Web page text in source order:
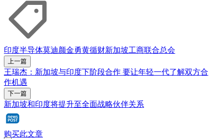
印度半导体莫迪颜金勇黄循财新加坡工商联合总会
上一篇
王瑞杰：新加坡与印度下阶段合作 要让年轻一代了解双方合
作机遇
下一篇
新加坡和印度将提升至全面战略伙伴关系
购买此文章